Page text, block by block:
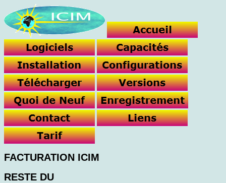
FACTURATION ICIM
RESTE DU